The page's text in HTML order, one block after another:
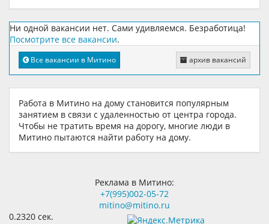
Ни одной вакансии нет. Сами удивляемся. Безработица!
Посмотрите все вакансии.
архив вакансий
Все вакансии в Митино
Работа в Митино на дому становится популярным
занятием в связи с удаленностью от центра города.
Чтобы не тратить время на дорогу, многие люди в
Митино пытаются найти работу на дому.
Реклама в Митино:
+7(995)002-05-72
mitino@mitino.ru
0.2320 сек.